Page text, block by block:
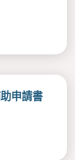
申請書